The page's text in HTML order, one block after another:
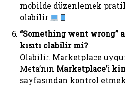
mobilde düzenlemek
olabilir
“Something went wrong”
kısıtı olabilir mi?
Olabilir. Marketplace
Meta’nın Marketplace’i
sayfasından kontrol